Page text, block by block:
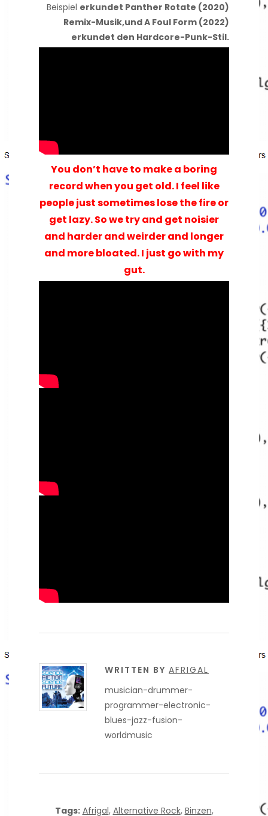
Beispiel erkundet Panther Rotate (2020)
Remix-Musik,und A Foul Form (2022)
erkundet den Hardcore-Punk-Stil.
You don’t have to make a boring
record when you get old. I feel like
people just sometimes lose the fire or
get lazy. So we try and get noisier
and harder and weirder and longer
and more bloated. I just go with my
gut.
WRITTEN BY AFRIGAL
musician-drummer-
programmer-electronic-
blues-jazz-fusion-
worldmusic
Tags: Afrigal, Alternative Rock, Binzen,